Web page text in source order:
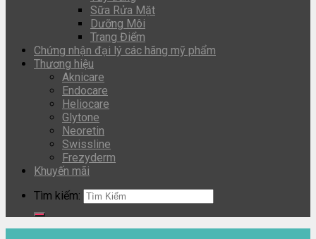
Sữa Rửa Mặt
Dưỡng Môi
Trang Điểm
Chứng nhận đại lý các hãng mỹ phẩm
Thương hiệu
Aknicare
Endocare
Heliocare
Glytone
Neoretin
Swissline
Frezyderm
Khuyến mãi
Tìm kiếm: